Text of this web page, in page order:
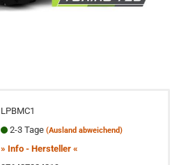
LPBMC1
2-3 Tage (Ausland abweichend)
» Info - Hersteller «